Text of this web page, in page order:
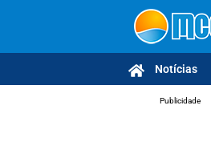
Notícias
Publicidade